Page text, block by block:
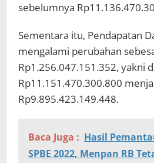
sebelumnya
Sementara itu, Pendapatan
mengalami perubahan
Rp1.256.047.151.352, yakni
Rp11.151.470.300.800
Rp9.895.423.149.448.
Baca Juga : Hasil
SPBE 2022, Menpan RB